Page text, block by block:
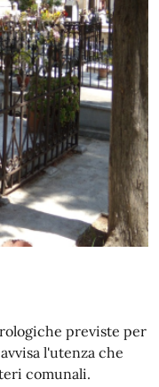
previste per
l'utenza che
comunali.